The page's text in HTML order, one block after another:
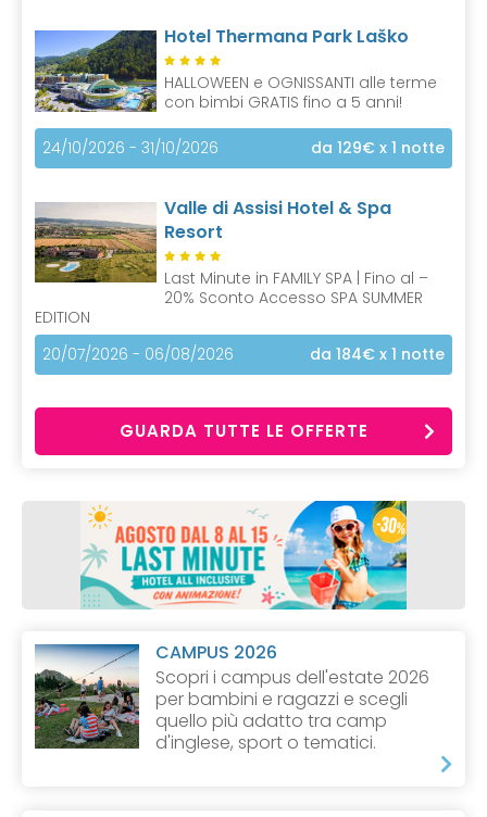
Hotel Thermana Park Laško
HALLOWEEN e OGNISSANTI alle terme
con bimbi GRATIS fino a 5 anni!
24/10/2026 - 31/10/2026 da 129€ x 1 notte
Valle di Assisi Hotel & Spa
Resort
Last Minute in FAMILY SPA | Fino al –
20% Sconto Accesso SPA SUMMER
EDITION
20/07/2026 - 06/08/2026
da 184€ x 1 notte
GUARDA TUTTE LE OFFERTE
CAMPUS 2026
Scopri i campus dell'estate 2026
per bambini e ragazzi e scegli
quello più adatto tra camp
d'inglese, sport o tematici.